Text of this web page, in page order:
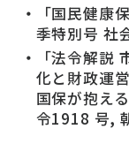
「国民健康
季特別号 社
「法令解説
化と財政運
国保が抱え
令1918 号,